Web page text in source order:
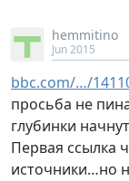
hemmitino
Jun 2015
bbc.com/…/
просьба не
глубинки
Первая ссылка
источники…но